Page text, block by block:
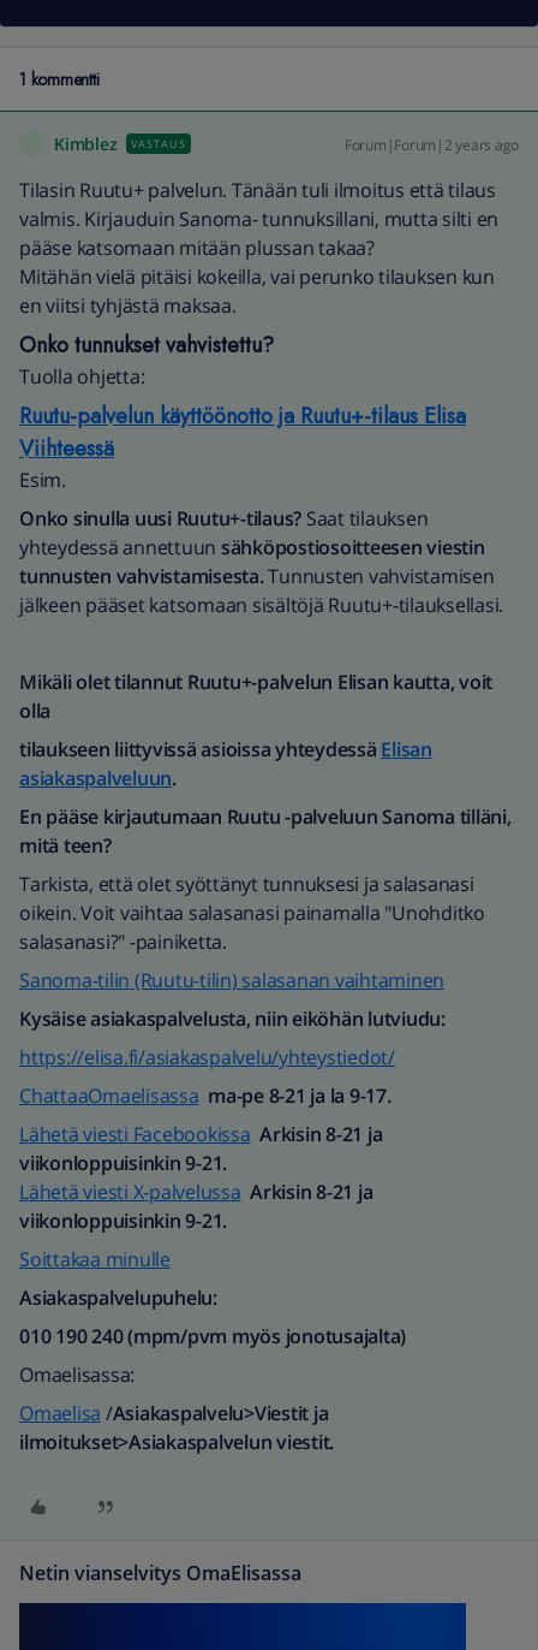
1 kommentti
Kimblez VASTAUS Forum|Forum|2 years ago
Tilasin Ruutu+ palvelun. Tänään tuli ilmoitus että tilaus
valmis. Kirjauduin Sanoma- tunnuksillani, mutta silti en
pääse katsomaan mitään plussan takaa?
Mitähän vielä pitäisi kokeilla, vai perunko tilauksen kun
en viitsi tyhjästä maksaa.
Onko tunnukset vahvistettu?
Tuolla ohjetta:
Ruutu-palvelun käyttöönotto ja Ruutu+-tilaus Elisa
Viihteessä
Esim.
Onko sinulla uusi Ruutu+-tilaus? Saat tilauksen
yhteydessä annettuun sähköpostiosoitteesen viestin
tunnusten vahvistamisesta.Tunnusten vahvistamisen
jälkeen pääset katsomaan sisältöjä Ruutu+-tilauksellasi.
Mikäli olet tilannut Ruutu+-palvelun Elisan kautta, voit
olla
tilaukseen liittyvissä asioissa yhteydessä Elisan
asiakaspalveluun.
En pääse kirjautumaan Ruutu -palveluun Sanoma tilläni,
mitä teen?
Tarkista, että olet syöttänyt tunnuksesi ja salasanasi
oikein. Voit vaihtaa salasanasi painamalla "Unohditko
salasanasi?" -painiketta.
Sanoma-tilin (Ruutu-tilin) salasanan vaihtaminen
Kysäise asiakaspalvelusta, niin eiköhän lutviudu:
https://elisa.fi/asiakaspalvelu/yhteystiedot/
ChattaaOmaelisassa ma-pe 8-21 ja la 9-17.
Lähetä viesti Facebookissa Arkisin 8-21 ja
viikonloppuisinkin 9-21.
Lähetä viesti X-palvelussa Arkisin 8-21 ja
viikonloppuisinkin 9-21.
Soittakaa minulle
Asiakaspalvelupuhelu:
010 190 240 (mpm/pvm myös jonotusajalta)​
Omaelisassa:
Omaelisa /Asiakaspalvelu>Viestit ja
ilmoitukset>Asiakaspalvelun viestit.
Netin vianselvitys OmaElisassa